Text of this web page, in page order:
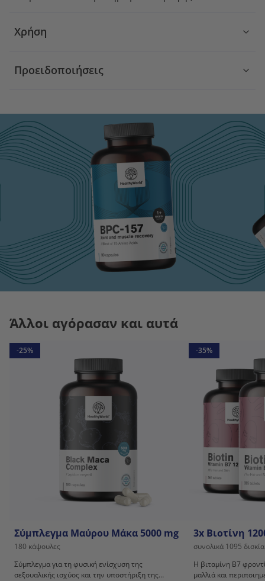
Χρήση
Προειδοποιήσεις
Άλλοι αγόρασαν και αυτά
-25%
Σύμπλεγμα Μαύρου Μάκα 5000 mg
180 κάψουλες
Σύμπλεγμα για τη φυσική ενίσχυση της
σεξουαλικής ισχύος και την υποστήριξη της
-35%
3x Βιοτίνη
συνολικά 1095 δισκία
Η βιταμίνη B7
μαλλιά και